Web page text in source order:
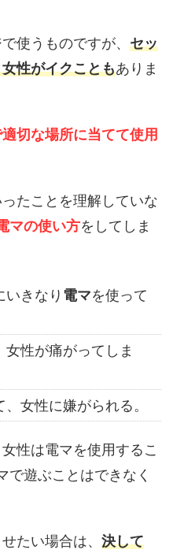
使うものですが、 セッ
性がイクこともありま
切な場所に当てて使用
たことを理解していな
マの使い方をしてしま
いきなり 電マを使って
性が痛がってしま
女性に嫌がられる。
性は電マを使用するこ
で遊ぶことはできなく
たい場合は、 決して